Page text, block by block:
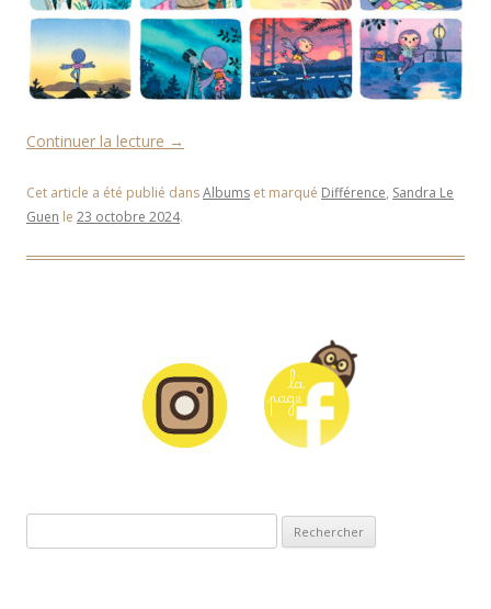
Continuer la lecture →
Cet article a été publié dansAlbums et marqué Différence, Sandra Le
Guen le 23 octobre 2024.